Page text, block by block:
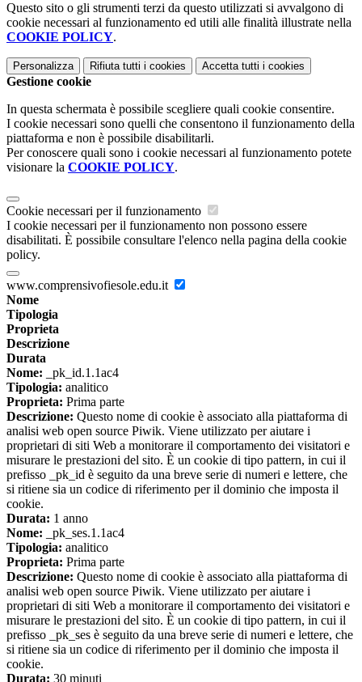
Questo sito o gli strumenti terzi da questo utilizzati si avvalgono di
cookie necessari al funzionamento ed utili alle finalità illustrate nella
COOKIE POLICY.
Personalizza Rifiuta tutti i cookies Accetta tutti i cookies
Gestione cookie
In questa schermata è possibile scegliere quali cookie consentire.
I cookie necessari sono quelli che consentono il funzionamento della
piattaforma e non è possibile disabilitarli.
Per conoscere quali sono i cookie necessari al funzionamento potete
visionare la COOKIE POLICY.
Cookie necessari per il funzionamento
I cookie necessari per il funzionamento non possono essere
disabilitati. È possibile consultare l'elenco nella pagina della cookie
policy.
www.comprensivofiesole.edu.it
Nome
Tipologia
Proprieta
Descrizione
Durata
Nome: _pk_id.1.1ac4
Tipologia: analitico
Proprieta: Prima parte
Descrizione: Questo nome di cookie è associato alla piattaforma di
analisi web open source Piwik. Viene utilizzato per aiutare i
proprietari di siti Web a monitorare il comportamento dei visitatori e
misurare le prestazioni del sito. È un cookie di tipo pattern, in cui il
prefisso _pk_id è seguito da una breve serie di numeri e lettere, che
si ritiene sia un codice di riferimento per il dominio che imposta il
cookie.
Durata: 1 anno
Nome: _pk_ses.1.1ac4
Tipologia: analitico
Proprieta: Prima parte
Descrizione: Questo nome di cookie è associato alla piattaforma di
analisi web open source Piwik. Viene utilizzato per aiutare i
proprietari di siti Web a monitorare il comportamento dei visitatori e
misurare le prestazioni del sito. È un cookie di tipo pattern, in cui il
prefisso _pk_ses è seguito da una breve serie di numeri e lettere, che
si ritiene sia un codice di riferimento per il dominio che imposta il
cookie.
Durata: 30 minuti